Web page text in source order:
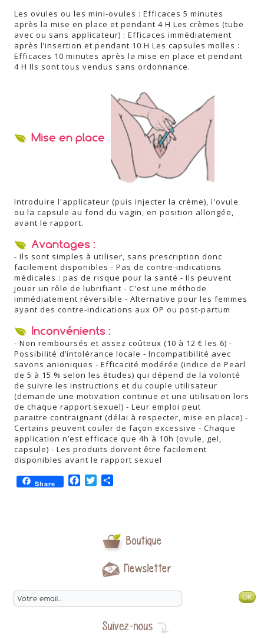
Les ovules ou les mini-ovules : Efficaces 5 minutes
après la mise en place et pendant 4 H Les crèmes (tube
avec ou sans applicateur) : Efficaces immédiatement
après l’insertion et pendant 10 H Les capsules molles :
Efficaces 10 minutes après la mise en place et pendant
4 H Ils sont tous vendus sans ordonnance.
Mise en place
Introduire l'applicateur (puis injecter la crème), l'ovule
ou la capsule au fond du vagin, en position allongée,
avant le rapport.
Avantages :
- Ils sont simples à utiliser, sans prescription donc
facilement disponibles - Pas de contre-indications
médicales : pas de risque pour la santé - Ils peuvent
jouer un rôle de lubrifiant - C'est une méthode
immédiatement réversible - Alternative pour les femmes
ayant des contre-indications aux OP ou post-partum
Inconvénients :
- Non remboursés et assez coûteux (10 à 12 € les 6) -
Possibilité d’intolérance locale - Incompatibilité avec
savons anioniques - Efficacité modérée (indice de Pearl
de 5 à 15 % selon les études) qui dépend de la volonté
de suivre les instructions et du couple utilisateur
(demande une motivation continue et une utilisation lors
de chaque rapport sexuel) - Leur emploi peut
paraitre contraignant (délai à respecter, mise en place) -
Certains peuvent couler de façon excessive - Chaque
application n’est efficace que 4h à 10h (ovule, gel,
capsule) - Les produits doivent être facilement
disponibles avant le rapport sexuel
Share Facebook
Twitter
Boutique
Newsletter